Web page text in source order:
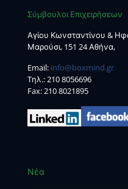
Σύμβουλοι Επιχειρήσεων
Αγίου Κωνσταντίνου &
Μαρούσι, 151 24 Αθήνα,
Email: info@boxmind.gr
Tηλ.:210 8056696
Fax: 210 8021895
Νέα